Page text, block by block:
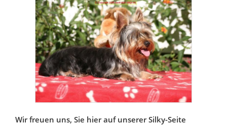
Wir freuen uns, Sie hier auf unserer Silky-Seite